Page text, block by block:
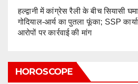
हल्द्वानी में कांग्रेस रैली के बीच सियासी
गोदियाल-आर्य का पुतला फूंका; SSP
आरोपों पर कार्रवाई की मांग
HOROSCOPE